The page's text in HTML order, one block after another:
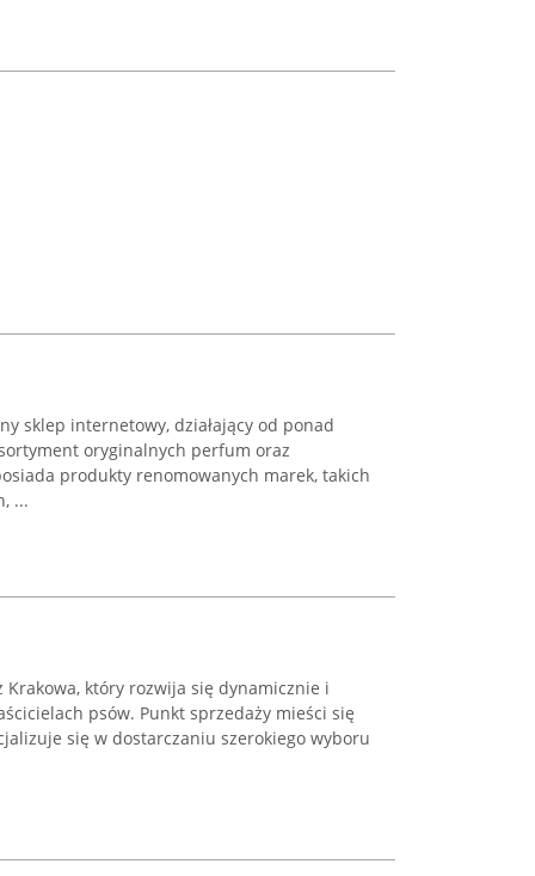
sklep internetowy, działający od ponad
oryginalnych perfum oraz
produkty renomowanych marek, takich
...
który rozwija się dynamicznie i
psów. Punkt sprzedaży mieści się
się w dostarczaniu szerokiego wyboru